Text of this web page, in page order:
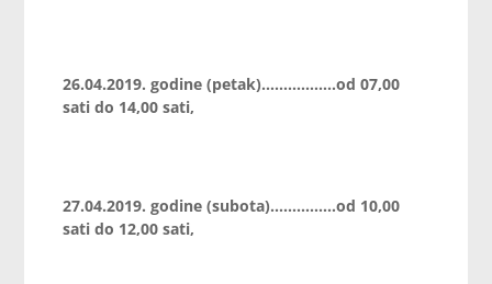
26.04.2019. godine (petak)……………..od 07,00
sati do 14,00 sati,
27.04.2019. godine (subota)……………od 10,00
sati do 12,00 sati,